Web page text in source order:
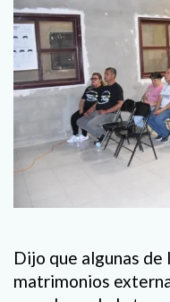
Dijo que algunas de
matrimonios